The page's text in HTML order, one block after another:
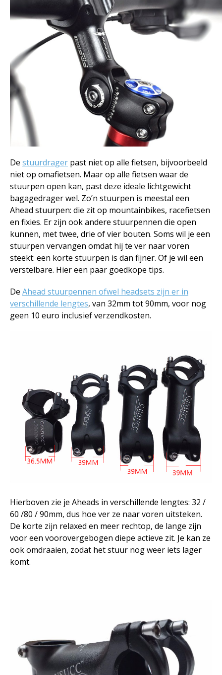
De stuurdrager past niet op alle fietsen, bijvoorbeeld
niet op omafietsen. Maar op alle fietsen waar de
stuurpen open kan, past deze ideale lichtgewicht
bagagedrager wel. Zo’n stuurpen is meestal een
Ahead stuurpen: die zit op mountainbikes, racefietsen
en fixies. Er zijn ook andere stuurpennen die open
kunnen, met twee, drie of vier bouten. Soms wil je een
stuurpen vervangen omdat hij te ver naar voren
steekt: een korte stuurpen is dan fijner. Of je wil een
verstelbare. Hier een paar goedkope tips.
De Ahead stuurpennen ofwel headsets zijn er in
verschillende lengtes, van 32mm tot 90mm, voor nog
geen 10 euro inclusief verzendkosten.
Hierboven zie je Aheads in verschillende lengtes: 32 /
60 /80 / 90mm, dus hoe ver ze naar voren uitsteken.
De korte zijn relaxed en meer rechtop, de lange zijn
voor een voorovergebogen diepe actieve zit. Je kan ze
ook omdraaien, zodat het stuur nog weer iets lager
komt.